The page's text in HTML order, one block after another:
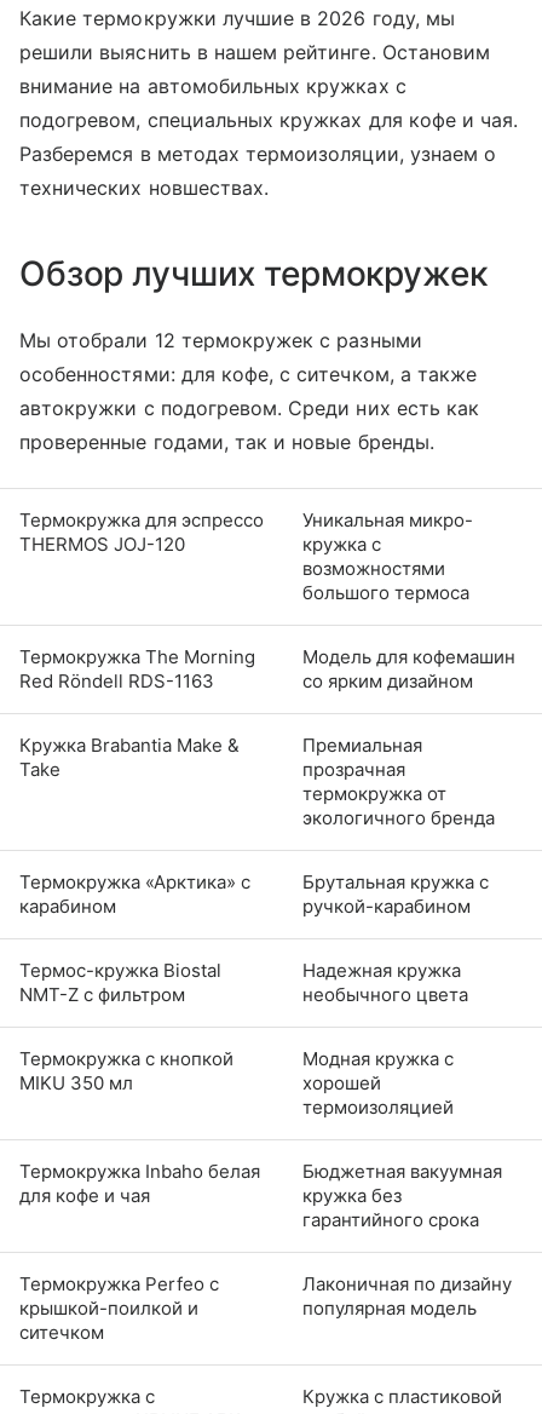
Какие термокружки лучшие в 2026 году, мы
решили выяснить в нашем рейтинге. Остановим
внимание на автомобильных кружках с
подогревом, специальных кружках для кофе и чая.
Разберемся в методах термоизоляции, узнаем о
технических новшествах.
Обзор лучших термокружек
Мы отобрали 12 термокружек с разными
особенностями: для кофе, с ситечком, а также
автокружки с подогревом. Среди них есть как
проверенные годами, так и новые бренды.
Термокружка для эспрессо
THERMOS JOJ-120
Уникальная микро-
кружка с
возможностями
большого термоса
Термокружка The Morning
Red Rӧndell RDS-1163
Модель для кофемашин
со ярким дизайном
Кружка Brabantia Make &
Take
Премиальная
прозрачная
термокружка от
экологичного бренда
Термокружка «Арктика» с
карабином
Брутальная кружка с
ручкой-карабином
Термос-кружка Biostal
NMT-Z с фильтром
Надежная кружка
необычного цвета
Термокружка с кнопкой
MIKU 350 мл
Модная кружка с
хорошей
термоизоляцией
Термокружка Inbaho белая
для кофе и чая
Бюджетная вакуумная
кружка без
гарантийного срока
Термокружка Perfeo с
крышкой-поилкой и
ситечком
Лаконичная по дизайну
популярная модель
Термокружка с
Кружка с пластиковой